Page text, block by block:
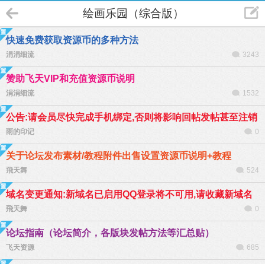
绘画乐园（综合版）
快速免费获取资源币的多种方法
涓涓细流 3243
赞助飞天VIP和充值资源币说明
涓涓细流 1532
公告:请会员尽快完成手机绑定,否则将影响回帖发帖甚至注销
雨的印记 0
关于论坛发布素材/教程附件出售设置资源币说明+教程
飛天舞 524
域名变更通知:新域名已启用QQ登录将不可用,请收藏新域名
飛天舞 0
论坛指南（论坛简介，各版块发帖方法等汇总贴）
飞天资源 685